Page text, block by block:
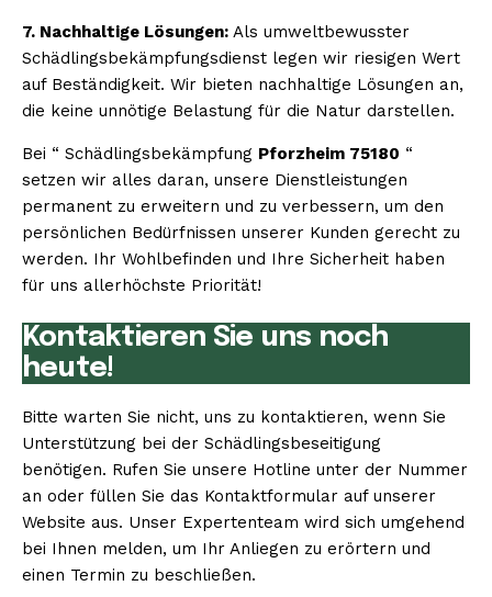
7. Nachhaltige Lösungen: Als umweltbewusster
Schädlingsbekämpfungsdienst legen wir riesigen Wert
auf Beständigkeit. Wir bieten nachhaltige Lösungen an,
die keine unnötige Belastung für die Natur darstellen.
Bei “ Schädlingsbekämpfung Pforzheim 75180 “
setzen wir alles daran, unsere Dienstleistungen
permanent zu erweitern und zu verbessern, um den
persönlichen Bedürfnissen unserer Kunden gerecht zu
werden. Ihr Wohlbefinden und Ihre Sicherheit haben
für uns allerhöchste Priorität!
Kontaktieren Sie uns noch
heute!
Bitte warten Sie nicht, uns zu kontaktieren, wenn Sie
Unterstützung bei der Schädlingsbeseitigung
benötigen. Rufen Sie unsere Hotline unter der Nummer
an oder füllen Sie das Kontaktformular auf unserer
Website aus. Unser Expertenteam wird sich umgehend
bei Ihnen melden, um Ihr Anliegen zu erörtern und
einen Termin zu beschließen.